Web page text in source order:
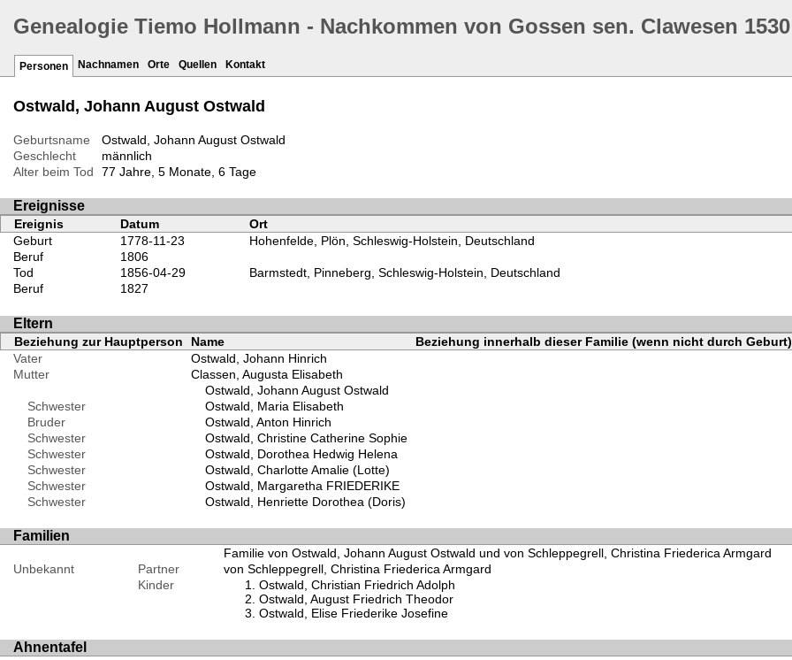
Genealogie Tiemo Hollmann - Nachkommen von Gossen sen. Clawesen 1530
Personen Nachnamen Orte Quellen Kontakt
Ostwald, Johann August Ostwald
Geburtsname
Ostwald, Johann August Ostwald
Geschlecht
männlich
Alter beim Tod
77 Jahre, 5 Monate, 6 Tage
Ereignisse
Ereignis Datum Ort
Geburt
1778-11-23
Hohenfelde, Plön, Schleswig-Holstein, Deutschland
Beruf
1806
Tod
1856-04-29
Barmstedt, Pinneberg, Schleswig-Holstein, Deutschland
Beruf
1827
Eltern
Beziehung zur Hauptperson Name
Beziehung innerhalb dieser Familie (wenn nicht durch Geburt)
Vater
Ostwald, Johann Hinrich
Mutter
Classen, Augusta Elisabeth
Ostwald, Johann August Ostwald
Schwester
Ostwald, Maria Elisabeth
Bruder
Ostwald, Anton Hinrich
Schwester
Ostwald, Christine Catherine Sophie
Schwester
Ostwald, Dorothea Hedwig Helena
Schwester
Ostwald, Charlotte Amalie (Lotte)
Schwester
Ostwald, Margaretha FRIEDERIKE
Schwester
Ostwald, Henriette Dorothea (Doris)
Familien
Familie von Ostwald, Johann August Ostwald und von Schleppegrell, Christina Friederica Armgard
Unbekannt
Partner
von Schleppegrell, Christina Friederica Armgard
Kinder
Ostwald, Christian Friedrich Adolph
Ostwald, August Friedrich Theodor
Ostwald, Elise Friederike Josefine
Ahnentafel